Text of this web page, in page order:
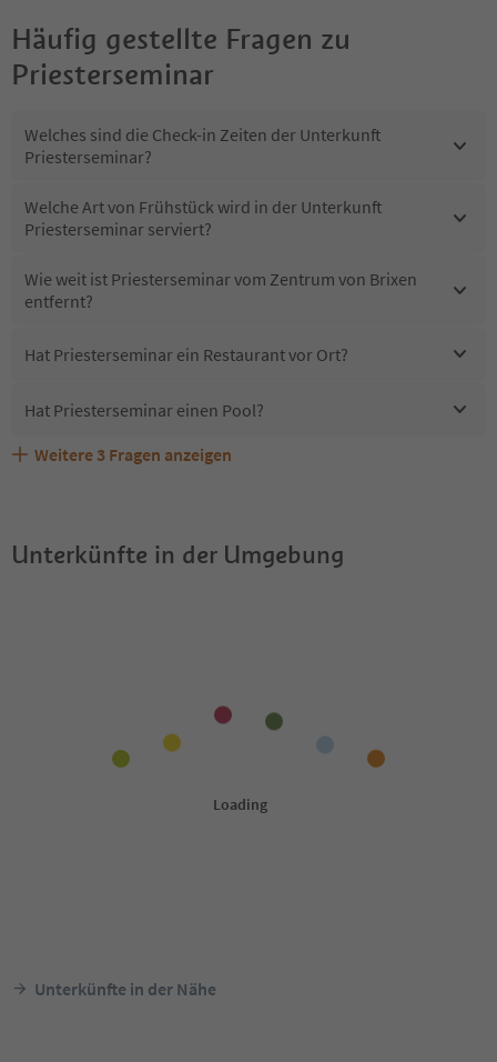
Häufig gestellte Fragen zu
Priesterseminar
Welches sind die Check-in Zeiten der Unterkunft
Priesterseminar?
Welche Art von Frühstück wird in der Unterkunft
Priesterseminar serviert?
Wie weit ist Priesterseminar vom Zentrum von Brixen
entfernt?
Hat Priesterseminar ein Restaurant vor Ort?
Hat Priesterseminar einen Pool?
Sind Haustiere in der Unterkunft Priesterseminar
Welche Services bietet Priesterseminar?
Erhalten die Gäste von Priesterseminar einen Südtirol
Weitere 3 Fragen anzeigen
Unterkünfte in der Umgebung
Unterkünfte in der Nähe